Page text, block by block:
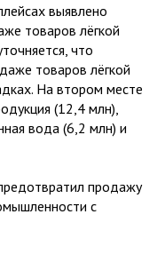
выявлено
товаров лёгкой
что
товаров лёгкой
На втором месте
(12,4 млн),
вода (6,2 млн) и
продажу
с